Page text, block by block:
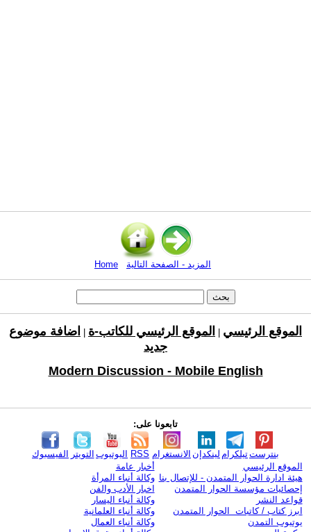
Home المزيد - الصفحة التالية
الموقع الرئيسي الموقع الرئيسي للكاتب-ة
اضافة موضوع
جديد
Modern Discussion - Mobile English
تابعونا على:
الفيسبوك التويتر اليوتيوب RSS الانستغرام لينكدإن تيلكرامبنترست
الموقع الرئيسي
هيئة ادارة الحوار المتمدن - للإتصال بنا
إحصائيات مؤسسة الحوار المتمدن
قواعد النشر
ابرز كتاب / كاتبات الحوار المتمدن
يوتيوب التمدن
أخبار عامة
وكالة أنباء المرأة
اخبار الأدب والفن
وكالة أنباء اليسار
وكالة أنباء العلمانية
وكالة أنباء العمال